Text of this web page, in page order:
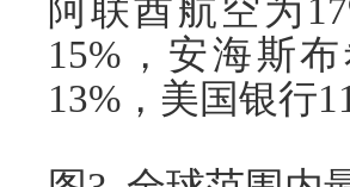
阿联酋航空为
15%，安海斯
13%，美国银行